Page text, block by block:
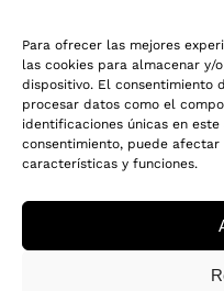
Para ofrecer las mejores
las cookies para almacenar
dispositivo. El consentimiento
procesar datos como el
identificaciones únicas en
consentimiento, puede
características y funciones.
INFORMACIÓN
AVISO LEGAL
POLITICA DE
CADENA DE